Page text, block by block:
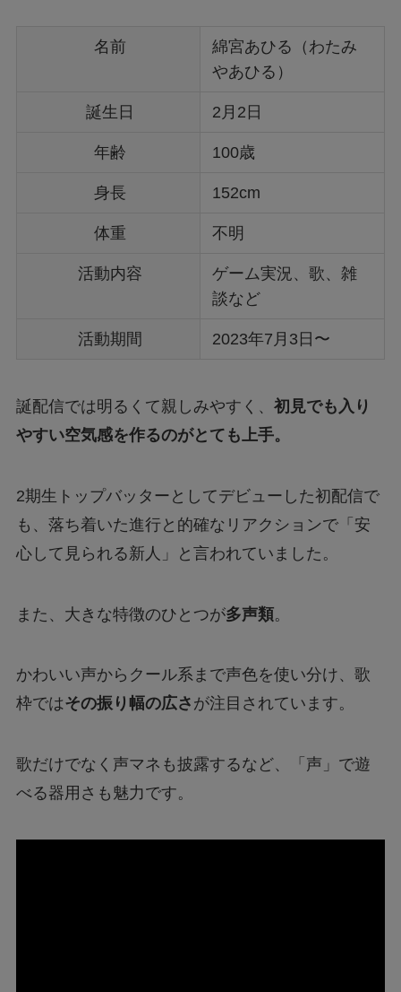
名前
綿宮あひる（わたみ
やあひる）
誕生日 2月2日
年齢 100歳
身長 152cm
体重 不明
活動内容
ゲーム実況、歌、雑
談など
活動期間 2023年7月3日〜
誕配信では明るくて親しみやすく、 初見でも入り
やすい空気感を作るのがとても上手。
2期生トップバッターとしてデビューした初配信で
も、落ち着いた進行と的確なリアクションで「安
心して見られる新人」と言われていました。
また、大きな特徴のひとつが多声類。
かわいい声からクール系まで声色を使い分け、歌
枠ではその振り幅の広さ が注目されています。
歌だけでなく声マネも披露するなど、「声」で遊
べる器用さも魅力です。